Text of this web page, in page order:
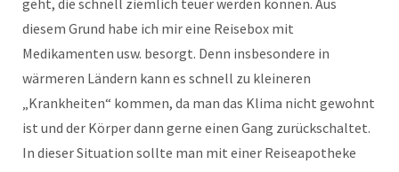
diesem Grund habe ich mir eine Reisebox mit
Medikamenten usw. besorgt. Denn insbesondere in
wärmeren Ländern kann es schnell zu kleineren
„Krankheiten“ kommen, da man das Klima nicht gewohnt
ist und der Körper dann gerne einen Gang zurückschaltet.
In dieser Situation sollte man mit einer Reiseapotheke